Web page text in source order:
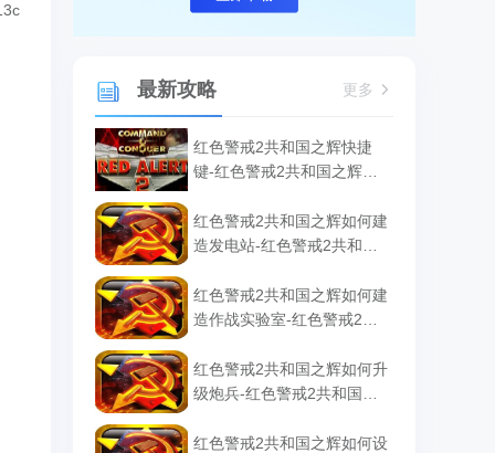
最新攻略 更多
红色警戒2共和国之辉快捷
键-红色警戒2共和国之辉快
红色警戒2共和国之辉如何建
造发电站-红色警戒2共和国
红色警戒2共和国之辉如何建
造作战实验室-红色警戒2共
方法
红色警戒2共和国之辉如何升
级炮兵-红色警戒2共和国之
红色警戒2共和国之辉如何设